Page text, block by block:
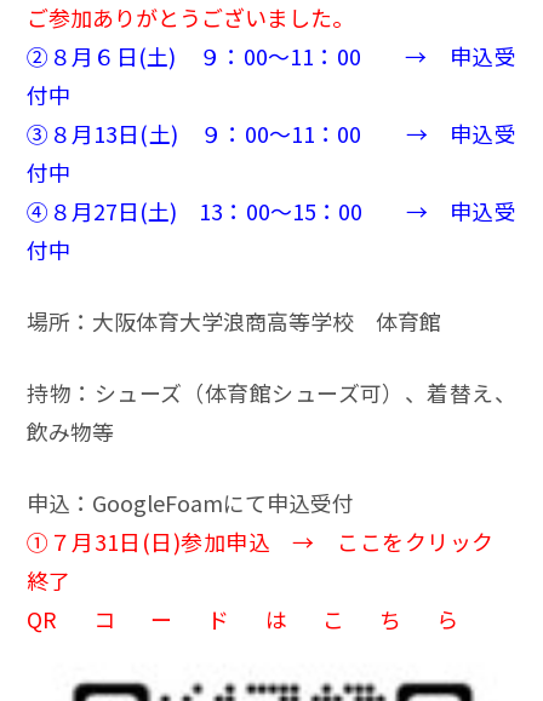
ご参加ありがとうございました。
➁８月６日(土) ９：00～11：00 → 申込受
付中
➂８月13日(土) ９：00～11：00 → 申込受
付中
➃８月27日(土) 13：00～15：00 → 申込受
付中
場所：大阪体育大学浪商高等学校 体育館
持物：シューズ（体育館シューズ可）、着替え、
飲み物等
申込：GoogleFoamにて申込受付
➀７月31日(日)参加申込 →
ここをクリック
終了
QRコードはこちら